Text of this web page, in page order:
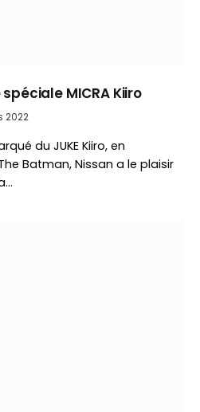
MICRA Kiiro
2022
du JUKE Kiiro, en
Batman, Nissan a le plaisir